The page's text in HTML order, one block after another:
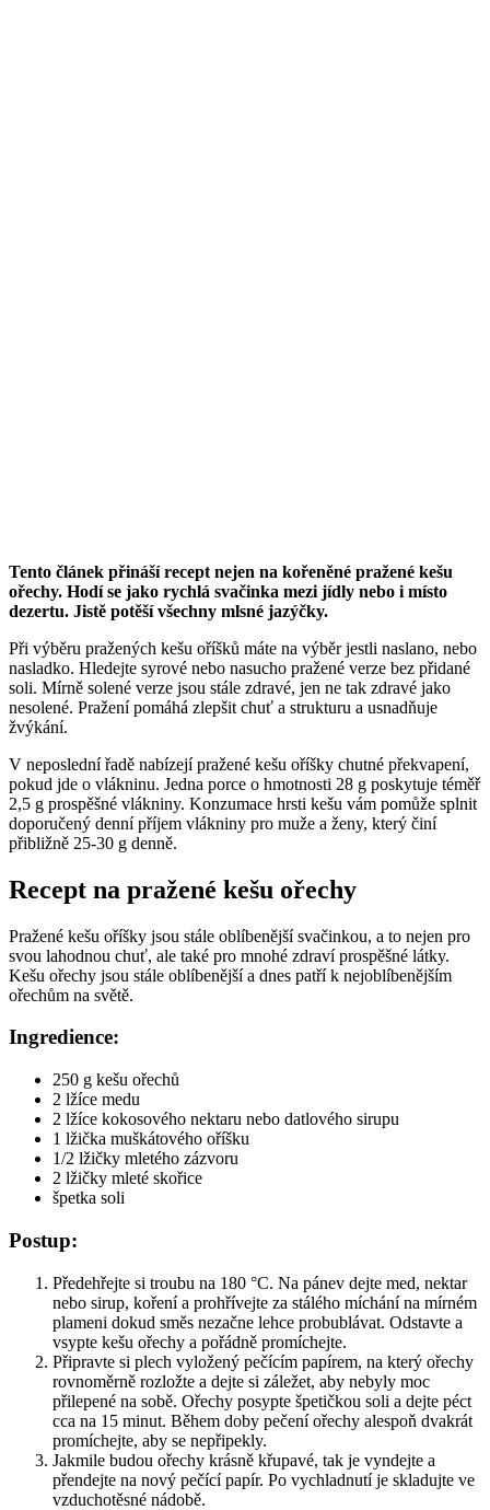
Tento článek přináší recept nejen na kořeněné pražené kešu
ořechy. Hodí se jako rychlá svačinka mezi jídly nebo i místo
dezertu. Jistě potěší všechny mlsné jazýčky.
Při výběru pražených kešu oříšků máte na výběr jestli naslano, nebo
nasladko. Hledejte syrové nebo nasucho pražené verze bez přidané
soli. Mírně solené verze jsou stále zdravé, jen ne tak zdravé jako
nesolené. Pražení pomáhá zlepšit chuť a strukturu a usnadňuje
žvýkání.
V neposlední řadě nabízejí pražené kešu oříšky chutné překvapení,
pokud jde o vlákninu. Jedna porce o hmotnosti 28 g poskytuje téměř
2,5 g prospěšné vlákniny. Konzumace hrsti kešu vám pomůže splnit
doporučený denní příjem vlákniny pro muže a ženy, který činí
přibližně 25-30 g denně.
Recept na pražené kešu ořechy
Pražené kešu oříšky jsou stále oblíbenější svačinkou, a to nejen pro
svou lahodnou chuť, ale také pro mnohé zdraví prospěšné látky.
Kešu ořechy jsou stále oblíbenější a dnes patří k nejoblíbenějším
ořechům na světě.
Ingredience:
250 g kešu ořechů
2 lžíce medu
2 lžíce kokosového nektaru nebo datlového sirupu
1 lžička muškátového oříšku
1/2 lžičky mletého zázvoru
2 lžičky mleté skořice
špetka soli
Postup:
Předehřejte si troubu na 180 °C. Na pánev dejte med, nektar
nebo sirup, koření a prohřívejte za stálého míchání na mírném
plameni dokud směs nezačne lehce probublávat. Odstavte a
vsypte kešu ořechy a pořádně promíchejte.
Připravte si plech vyložený pečícím papírem, na který ořechy
rovnoměrně rozložte a dejte si záležet, aby nebyly moc
přilepené na sobě. Ořechy posypte špetičkou soli a dejte péct
cca na 15 minut. Během doby pečení ořechy alespoň dvakrát
promíchejte, aby se nepřipekly.
Jakmile budou ořechy krásně křupavé, tak je vyndejte a
přendejte na nový pečící papír. Po vychladnutí je skladujte ve
vzduchotěsné nádobě.